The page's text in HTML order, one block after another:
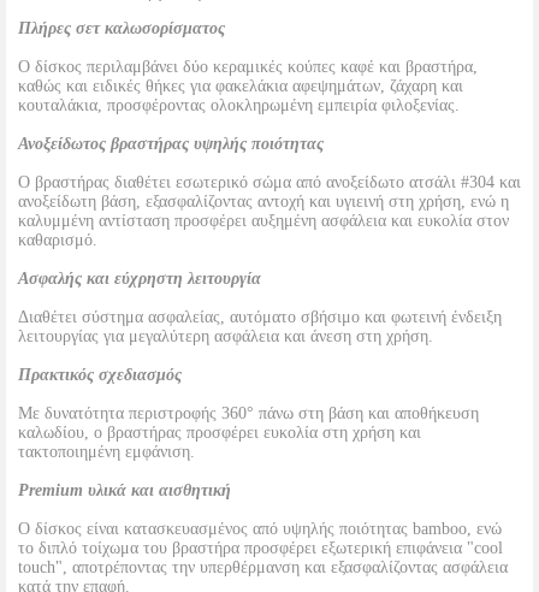
Πλήρες σετ καλωσορίσματος
Ο δίσκος περιλαμβάνει δύο κεραμικές κούπες καφέ και βραστήρα,
καθώς και ειδικές θήκες για φακελάκια αφεψημάτων, ζάχαρη και
κουταλάκια, προσφέροντας ολοκληρωμένη εμπειρία φιλοξενίας.
Ανοξείδωτος βραστήρας υψηλής ποιότητας
Ο βραστήρας διαθέτει εσωτερικό σώμα από ανοξείδωτο ατσάλι #304 και
ανοξείδωτη βάση, εξασφαλίζοντας αντοχή και υγιεινή στη χρήση, ενώ η
καλυμμένη αντίσταση προσφέρει αυξημένη ασφάλεια και ευκολία στον
καθαρισμό.
Ασφαλής και εύχρηστη λειτουργία
Διαθέτει σύστημα ασφαλείας, αυτόματο σβήσιμο και φωτεινή ένδειξη
λειτουργίας για μεγαλύτερη ασφάλεια και άνεση στη χρήση.
Πρακτικός σχεδιασμός
Με δυνατότητα περιστροφής 360° πάνω στη βάση και αποθήκευση
καλωδίου, ο βραστήρας προσφέρει ευκολία στη χρήση και
τακτοποιημένη εμφάνιση.
Premium υλικά και αισθητική
Ο δίσκος είναι κατασκευασμένος από υψηλής ποιότητας bamboo, ενώ
το διπλό τοίχωμα του βραστήρα προσφέρει εξωτερική επιφάνεια "cool
touch", αποτρέποντας την υπερθέρμανση και εξασφαλίζοντας ασφάλεια
κατά την επαφή.